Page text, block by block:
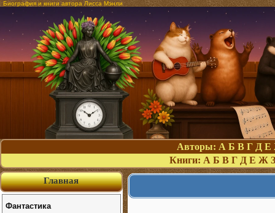
Биография и книги автора Лисса Мэнли
Авторы: А Б В Г Д Е
Книги: А Б В Г Д Е Ж З
Главная
Фантастика